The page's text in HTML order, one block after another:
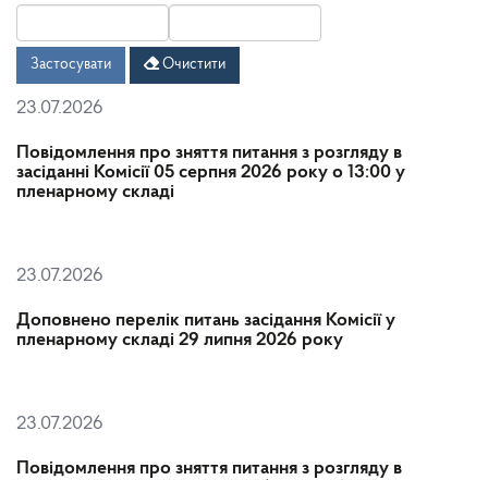
Дата Дата
Застосувати Очистити
23.07.2026
Повідомлення про зняття питання з розгляду в
засіданні Комісії 05 серпня 2026 року о 13:00 у
пленарному складі
23.07.2026
Доповнено перелік питань засідання Комісії у
пленарному складі 29 липня 2026 року
23.07.2026
Повідомлення про зняття питання з розгляду в